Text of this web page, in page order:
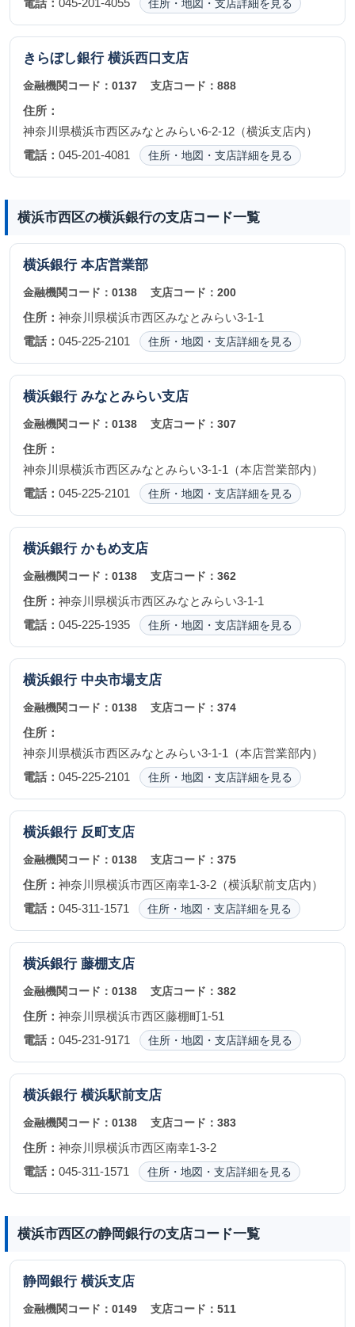
電話： 045-201-4055 住所・地図・支店詳細を見る
きらぼし銀行 横浜西口支店
金融機関コード： 0137 支店コード：888
住所：
神奈川県横浜市西区みなとみらい6-2-12（横浜支店内）
電話： 045-201-4081 住所・地図・支店詳細を見る
横浜市西区の横浜銀行の支店コード一覧
横浜銀行 本店営業部
金融機関コード： 0138 支店コード：200
住所： 神奈川県横浜市西区みなとみらい3-1-1
電話： 045-225-2101 住所・地図・支店詳細を見る
横浜銀行 みなとみらい支店
金融機関コード： 0138 支店コード：307
住所：
神奈川県横浜市西区みなとみらい3-1-1（本店営業部内）
電話： 045-225-2101 住所・地図・支店詳細を見る
横浜銀行 かもめ支店
金融機関コード： 0138 支店コード：362
住所： 神奈川県横浜市西区みなとみらい3-1-1
電話： 045-225-1935 住所・地図・支店詳細を見る
横浜銀行 中央市場支店
金融機関コード： 0138 支店コード：374
住所：
神奈川県横浜市西区みなとみらい3-1-1（本店営業部内）
電話： 045-225-2101 住所・地図・支店詳細を見る
横浜銀行 反町支店
金融機関コード： 0138 支店コード：375
住所： 神奈川県横浜市西区南幸1-3-2（横浜駅前支店内）
電話： 045-311-1571 住所・地図・支店詳細を見る
横浜銀行 藤棚支店
金融機関コード： 0138 支店コード：382
住所： 神奈川県横浜市西区藤棚町1-51
電話： 045-231-9171 住所・地図・支店詳細を見る
横浜銀行 横浜駅前支店
金融機関コード： 0138 支店コード：383
住所： 神奈川県横浜市西区南幸1-3-2
電話： 045-311-1571 住所・地図・支店詳細を見る
横浜市西区の静岡銀行の支店コード一覧
静岡銀行 横浜支店
金融機関コード： 0149 支店コード：511